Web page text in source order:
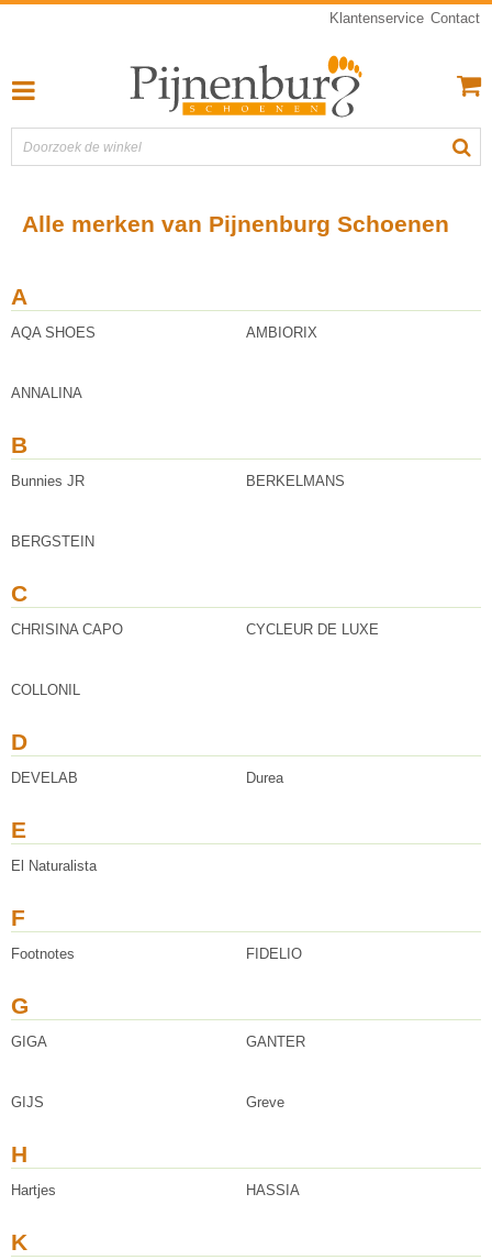
Klantenservice Contact
Alle merken van Pijnenburg Schoenen
A
AQA SHOES AMBIORIX
ANNALINA
B
Bunnies JR BERKELMANS
BERGSTEIN
C
CHRISINA CAPO CYCLEUR DE LUXE
COLLONIL
D
DEVELAB Durea
E
El Naturalista
F
Footnotes FIDELIO
G
GIGA GANTER
GIJS Greve
H
Hartjes HASSIA
K